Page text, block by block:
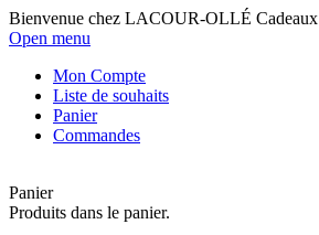
Bienvenue chez LACOUR-OLLÉ Cadeaux
Open menu
Mon Compte
Liste de souhaits
Panier
Commandes
Panier
Produits dans le panier.